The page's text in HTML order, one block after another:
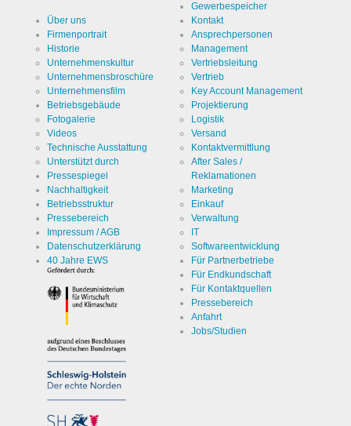
Gewerbespeicher
Über uns
Firmenportrait
Historie
Unternehmenskultur
Unternehmensbroschüre
Unternehmensfilm
Betriebsgebäude
Fotogalerie
Videos
Technische Ausstattung
Unterstützt durch
Pressespiegel
Nachhaltigkeit
Betriebsstruktur
Pressebereich
Impressum / AGB
Datenschutzerklärung
40 Jahre EWS
Kontakt
Ansprechpersonen
Management
Vertriebsleitung
Vertrieb
Key Account Management
Projektierung
Logistik
Versand
Kontaktvermittlung
After Sales /
Reklamationen
Marketing
Einkauf
Verwaltung
IT
Softwareentwicklung
Für Partnerbetriebe
Für Endkundschaft
Für Kontaktquellen
Pressebereich
Anfahrt
Jobs/Studien